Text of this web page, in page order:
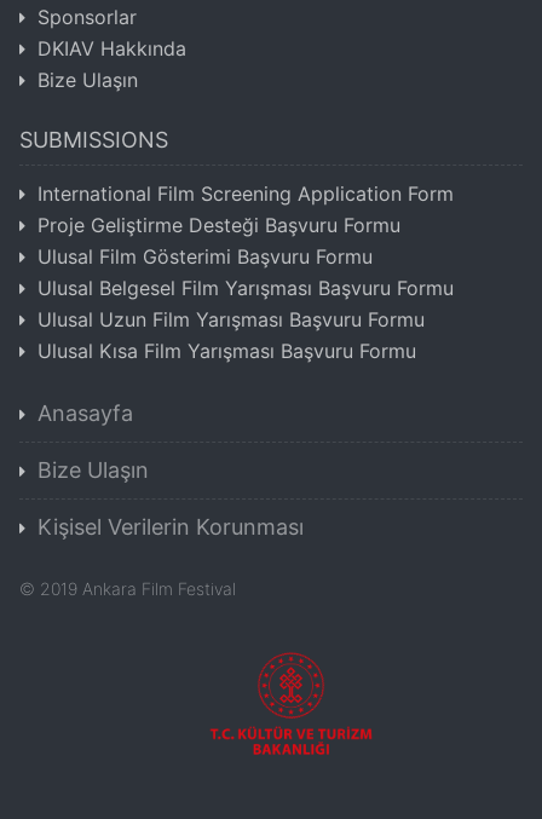
Sponsorlar
DKIAV Hakkında
Bize Ulaşın
SUBMISSIONS
International Film Screening Application Form
Proje Geliştirme Desteği Başvuru Formu
Ulusal Film Gösterimi Başvuru Formu
Ulusal Belgesel Film Yarışması Başvuru Formu
Ulusal Uzun Film Yarışması Başvuru Formu
Ulusal Kısa Film Yarışması Başvuru Formu
Anasayfa
Bize Ulaşın
Kişisel Verilerin Korunması
© 2019 Ankara Film Festival